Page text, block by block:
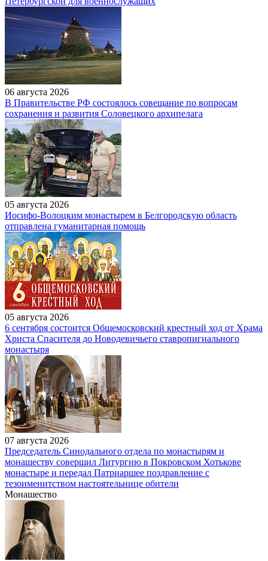
06 августа 2026
В Правительстве РФ состоялось совещание по вопросам
сохранения и развития Соловецкого архипелага
05 августа 2026
Иосифо-Волоцким монастырем в Белгородскую область
отправлена гуманитарная помощь
05 августа 2026
6 сентября состоится Общемосковский крестный ход от Храма
Христа Спасителя до Новодевичьего ставропигиального
монастыря
07 августа 2026
Председатель Синодального отдела по монастырям и
монашеству совершил Литургию в Покровском Хотькове
монастыре и передал Патриаршее поздравление с
тезоименитством настоятельнице обители
Монашество